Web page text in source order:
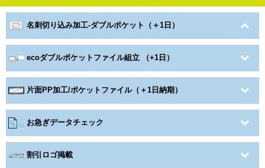
名刺切り込み加工-ダブルポケット（＋1日）
ecoダブルポケットファイル組立 （+1日）
片面PP加工/ポケットファイル（＋1日納期）
お急ぎデータチェック
割引ロゴ掲載